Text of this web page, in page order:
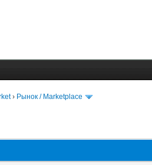
› Рынок / Marketplace